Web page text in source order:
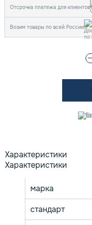
Отсрочка платежа для клиентов
Возим товары по всей России
Характеристики
Характеристики
марка
стандарт